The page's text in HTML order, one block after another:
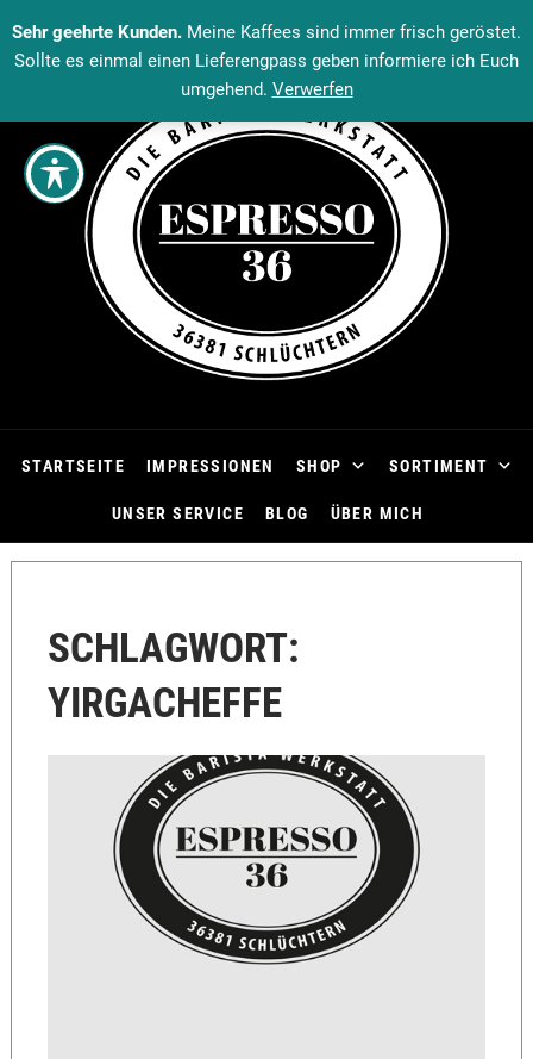
Sehr geehrte Kunden. Meine Kaffees sind immer frisch geröstet.
Sollte es einmal einen Lieferengpass geben informiere ich Euch
umgehend. Verwerfen
STARTSEITE IMPRESSIONEN SHOP SORTIMENT
UNSER SERVICE BLOG ÜBER MICH
SCHLAGWORT:
YIRGACHEFFE